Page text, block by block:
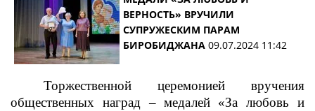
ВЕРНОСТЬ» ВРУЧИЛИ
СУПРУЖЕСКИМ ПАРАМ
БИРОБИДЖАНА 09.07.2024 11:42
Торжественной церемонией вручения
общественных наград – медалей «За любовь и